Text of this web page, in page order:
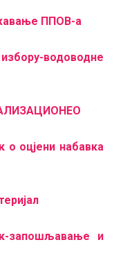
ППОВ-а
водоводне
о оцјени набавка
запошљавање и